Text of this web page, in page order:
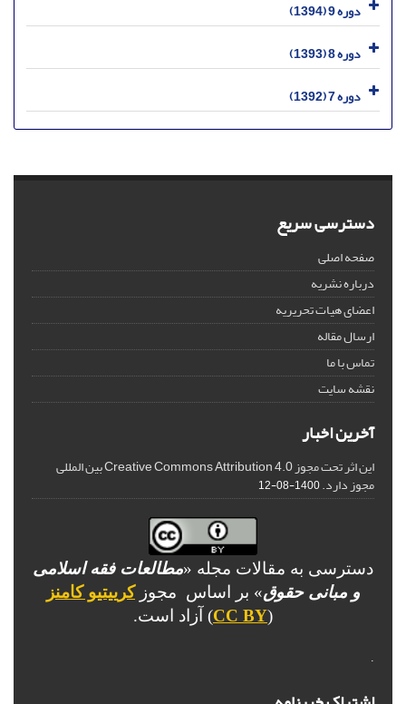
دوره 9 (1394)
دوره 8 (1393)
دوره 7 (1392)
دسترسی سریع
صفحه اصلی
درباره نشریه
اعضای هیات تحریریه
ارسال مقاله
تماس با ما
نقشه سایت
آخرین اخبار
این اثر تحت مجوز Creative Commons Attribution 4.0 بین المللی
مجوز دارد.1400-08-12
دسترسی به مقالات مجله «مطالعات فقه اسلامی
و مبانی حقوق» بر اساس مجوزکرییتیو کامنز
(
CC BY) آزاد است.